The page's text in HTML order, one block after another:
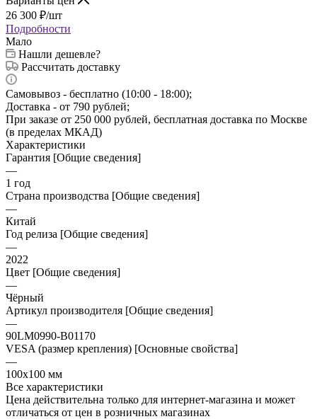
26 300 ₽/шт
Подробности
Мало
Нашли дешевле?
Рассчитать доставку
Самовывоз - бесплатно (10:00 - 18:00);
Доставка - от 790 рублей;
При заказе от 250 000 рублей, бесплатная доставка по Москве
(в пределах МКАД)
Характеристики
Гарантия [Общие сведения]
—
1 год
Страна производства [Общие сведения]
—
Китай
Год релиза [Общие сведения]
—
2022
Цвет [Общие сведения]
—
Чёрный
Артикул производителя [Общие сведения]
—
90LM0990-B01170
VESA (размер крепления) [Основные свойства]
—
100x100 мм
Все характеристики
Цена действительна только для интернет-магазина и может
отличаться от цен в розничных магазинах